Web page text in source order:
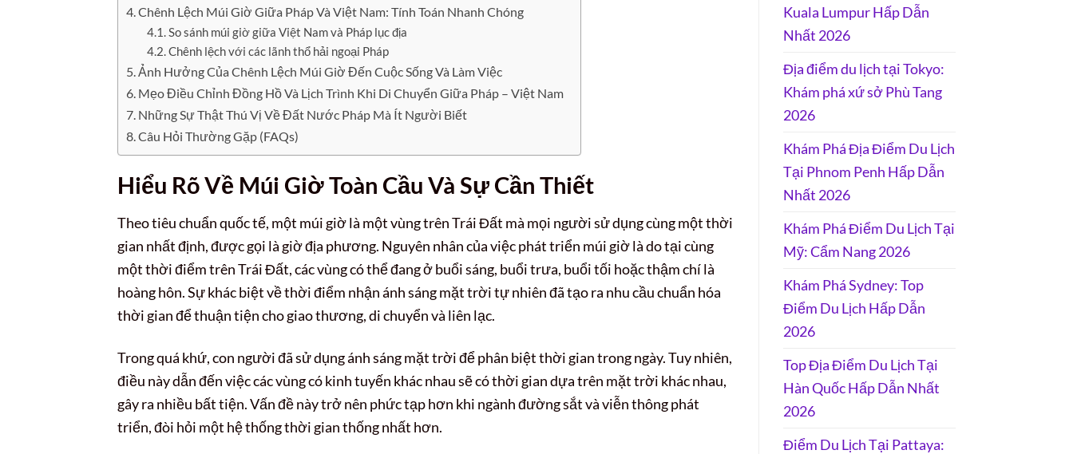
Chênh Lệch Múi Giờ Giữa Pháp Và Việt Nam: Tính Toán Nhanh Chóng
So sánh múi giờ giữa Việt Nam và Pháp lục địa
Chênh lệch với các lãnh thổ hải ngoại Pháp
Ảnh Hưởng Của Chênh Lệch Múi Giờ Đến Cuộc Sống Và Làm Việc
Mẹo Điều Chỉnh Đồng Hồ Và Lịch Trình Khi Di Chuyển Giữa Pháp – Việt Nam
Những Sự Thật Thú Vị Về Đất Nước Pháp Mà Ít Người Biết
Câu Hỏi Thường Gặp (FAQs)
Hiểu Rõ Về Múi Giờ Toàn Cầu Và Sự Cần Thiết
Theo tiêu chuẩn quốc tế, một múi giờ là một vùng trên Trái Đất mà mọi người sử dụng cùng một thời
gian nhất định, được gọi là giờ địa phương. Nguyên nhân của việc phát triển múi giờ là do tại cùng
một thời điểm trên Trái Đất, các vùng có thể đang ở buổi sáng, buổi trưa, buổi tối hoặc thậm chí là
hoàng hôn. Sự khác biệt về thời điểm nhận ánh sáng mặt trời tự nhiên đã tạo ra nhu cầu chuẩn hóa
thời gian để thuận tiện cho giao thương, di chuyển và liên lạc.
Trong quá khứ, con người đã sử dụng ánh sáng mặt trời để phân biệt thời gian trong ngày. Tuy nhiên,
điều này dẫn đến việc các vùng có kinh tuyến khác nhau sẽ có thời gian dựa trên mặt trời khác nhau,
gây ra nhiều bất tiện. Vấn đề này trở nên phức tạp hơn khi ngành đường sắt và viễn thông phát
triển, đòi hỏi một hệ thống thời gian thống nhất hơn.
Kuala Lumpur Hấp Dẫn
Nhất 2026
Địa điểm du lịch tại Tokyo:
Khám phá xứ sở Phù Tang
2026
Khám Phá Địa Điểm Du Lịch
Tại Phnom Penh Hấp Dẫn
Nhất 2026
Khám Phá Điểm Du Lịch Tại
Mỹ: Cẩm Nang 2026
Khám Phá Sydney: Top
Điểm Du Lịch Hấp Dẫn
2026
Top Địa Điểm Du Lịch Tại
Hàn Quốc Hấp Dẫn Nhất
2026
Điểm Du Lịch Tại Pattaya: